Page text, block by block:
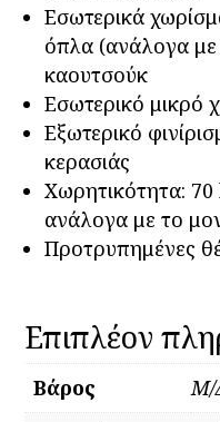
Εσωτερικά
όπλα (ανάλογα
καουτσούκ
Εσωτερικό μικρό
Εξωτερικό
κερασιάς
Χωρητικότητα:
ανάλογα με το
Προτρυπημένες
Επιπλέον
Βάρος
Μ/